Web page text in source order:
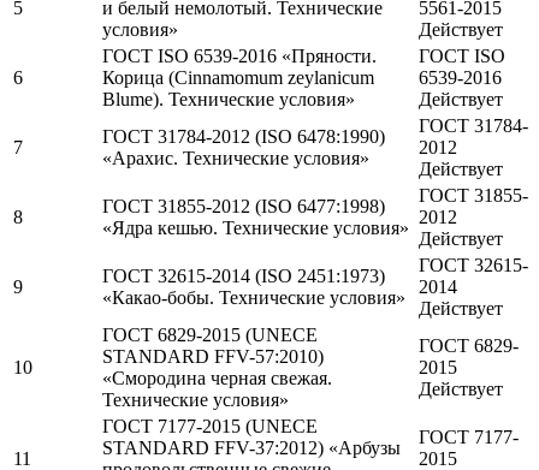
5
и белый немолотый. Технические
условия»
5561-2015
Действует
6
ГОСТ ISO 6539-2016 «Пряности.
Корица (Cinnamomum zeylanicum
Blume). Технические условия»
ГОСТ ISO
6539-2016
Действует
7
ГОСТ 31784-2012 (ISO 6478:1990)
«Арахис. Технические условия»
ГОСТ 31784-
2012
Действует
8
ГОСТ 31855-2012 (ISO 6477:1998)
«Ядра кешью. Технические условия»
ГОСТ 31855-
2012
Действует
9
ГОСТ 32615-2014 (ISO 2451:1973)
«Какао-бобы. Технические условия»
ГОСТ 32615-
2014
Действует
10
ГОСТ 6829-2015 (UNECE
STANDARD FFV-57:2010)
«Смородина черная свежая.
Технические условия»
ГОСТ 6829-
2015
Действует
11
ГОСТ 7177-2015 (UNECE
STANDARD FFV-37:2012) «Арбузы
ГОСТ 7177-
2015